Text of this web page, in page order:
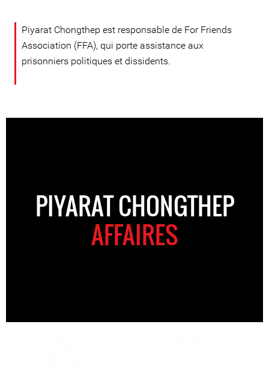
Piyarat Chongthep est responsable de For Friends
Association (FFA), qui porte assistance aux
prisonniers politiques et dissidents.
PIYARAT CHONGTHEP
AFFAIRES